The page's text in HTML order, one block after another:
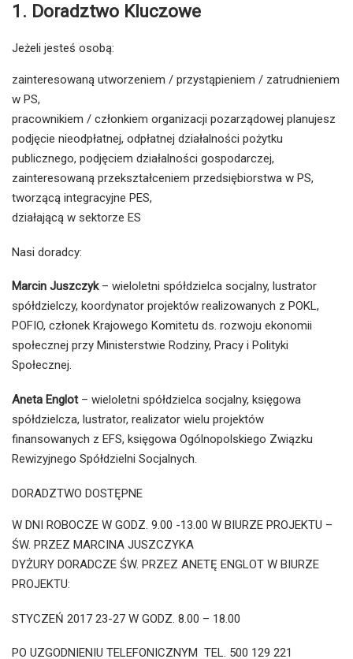
1. Doradztwo Kluczowe
Jeżeli jesteś osobą:
zainteresowaną utworzeniem / przystąpieniem / zatrudnieniem
w PS,
pracownikiem / członkiem organizacji pozarządowej planujesz
podjęcie nieodpłatnej, odpłatnej działalności pożytku
publicznego, podjęciem działalności gospodarczej,
zainteresowaną przekształceniem przedsiębiorstwa w PS,
tworzącą integracyjne PES,
działającą w sektorze ES
Nasi doradcy:
Marcin Juszczyk– wieloletni spółdzielca socjalny, lustrator
spółdzielczy, koordynator projektów realizowanych z POKL,
POFIO, członek Krajowego Komitetu ds. rozwoju ekonomii
społecznej przy Ministerstwie Rodziny, Pracy i Polityki
Społecznej.
Aneta Englot– wieloletni spółdzielca socjalny, księgowa
spółdzielcza, lustrator, realizator wielu projektów
finansowanych z EFS, księgowa Ogólnopolskiego Związku
Rewizyjnego Spółdzielni Socjalnych.
DORADZTWO DOSTĘPNE
W DNI ROBOCZE W GODZ. 9.00 -13.00 W BIURZE PROJEKTU –
ŚW. PRZEZ MARCINA JUSZCZYKA
DYŻURY DORADCZE ŚW. PRZEZ ANETĘ ENGLOT W BIURZE
PROJEKTU:
STYCZEŃ 2017 23-27 W GODZ. 8.00 – 18.00
PO UZGODNIENIU TELEFONICZNYM TEL. 500 129 221